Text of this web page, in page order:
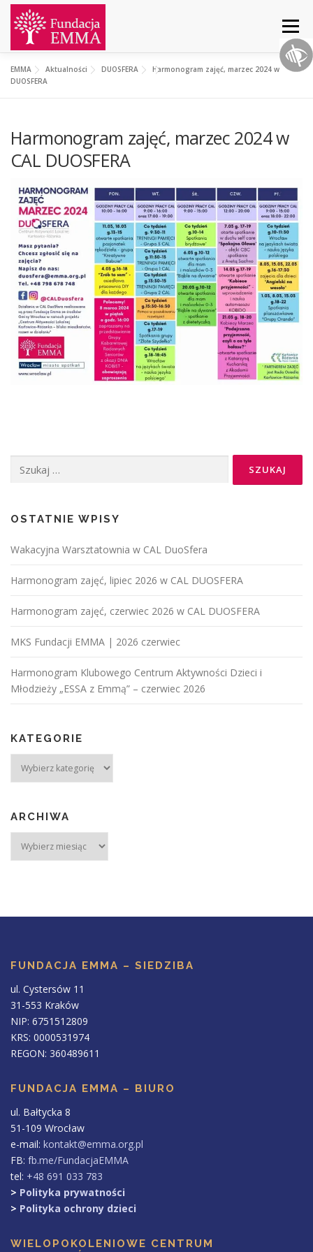
Menu
START
WSPARCIE
EMMA Aktualności DUOSFERA
Harmonogram zajęć, marzec 2024 w CAL
DUOSFERA
Harmonogram zajęć, marzec 2024 w
CAL DUOSFERA
OSTATNIE WPISY
Wakacyjna Warsztatownia w CAL DuoSfera
Harmonogram zajęć, lipiec 2026 w CAL DUOSFERA
Harmonogram zajęć, czerwiec 2026 w CAL DUOSFERA
MKS Fundacji EMMA | 2026 czerwiec
Harmonogram Klubowego Centrum Aktywności Dzieci i
Młodzieży „ESSA z Emmą” – czerwiec 2026
KATEGORIE
ARCHIWA
FUNDACJA EMMA – SIEDZIBA
ul. Cystersów 11
31-553 Kraków
NIP: 6751512809
KRS: 0000531974
REGON: 360489611
FUNDACJA EMMA – BIURO
ul. Bałtycka 8
51-109 Wrocław
e-mail: kontakt@emma.org.pl
FB: fb.me/FundacjaEMMA
tel: +48 691 033 783
> Polityka prywatności
> Polityka ochrony dzieci
WIELOPOKOLENIOWE CENTRUM